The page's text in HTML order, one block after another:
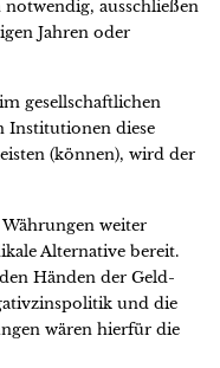
ausschließen
Jahren oder
gesellschaftlichen
Institutionen diese
(können), wird der
weiter
Alternative bereit.
Händen der Geld-
und die
wären hierfür die